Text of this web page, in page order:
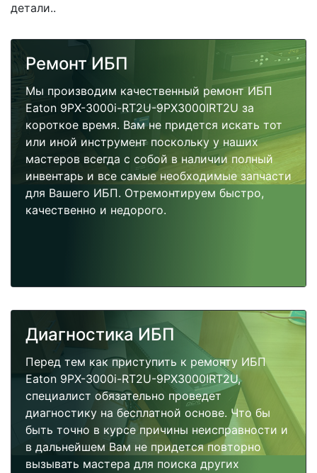
детали..
Ремонт ИБП
Мы производим качественный ремонт ИБП
Eaton 9PX-3000i-RT2U-9PX3000IRT2U за
короткое время. Вам не придется искать тот
или иной инструмент поскольку у наших
мастеров всегда с собой в наличии полный
инвентарь и все самые необходимые запчасти
для Вашего ИБП. Отремонтируем быстро,
качественно и недорого.
Диагностика ИБП
Перед тем как приступить к ремонту ИБП
Eaton 9PX-3000i-RT2U-9PX3000IRT2U,
специалист обязательно проведет
диагностику на бесплатной основе. Что бы
быть точно в курсе причины неисправности и
в дальнейшем Вам не придется повторно
вызывать мастера для поиска других